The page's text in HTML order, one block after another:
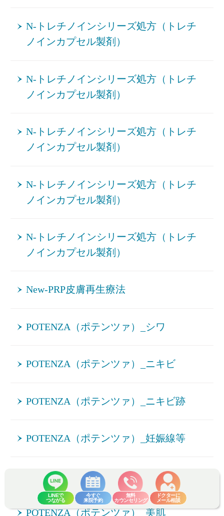
LINEで
つながる
今すぐ
来院予約
無料
カウンセリング
ドクターに
メール相談
N-トレチノインシリーズ処方（トレチ
ノインカプセル製剤）
N-トレチノインシリーズ処方（トレチ
ノインカプセル製剤）
N-トレチノインシリーズ処方（トレチ
ノインカプセル製剤）
N-トレチノインシリーズ処方（トレチ
ノインカプセル製剤）
N-トレチノインシリーズ処方（トレチ
ノインカプセル製剤）
New-PRP皮膚再生療法
POTENZA（ポテンツァ）_シワ
POTENZA（ポテンツァ）_ニキビ
POTENZA（ポテンツァ）_ニキビ跡
POTENZA（ポテンツァ）_妊娠線等
POTENZA（ポテンツァ）_毛穴
POTENZA（ポテンツァ）_美肌